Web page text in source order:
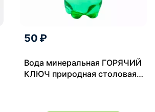
50 ₽
Вода минеральная ГОРЯЧИЙ
КЛЮЧ природная столовая